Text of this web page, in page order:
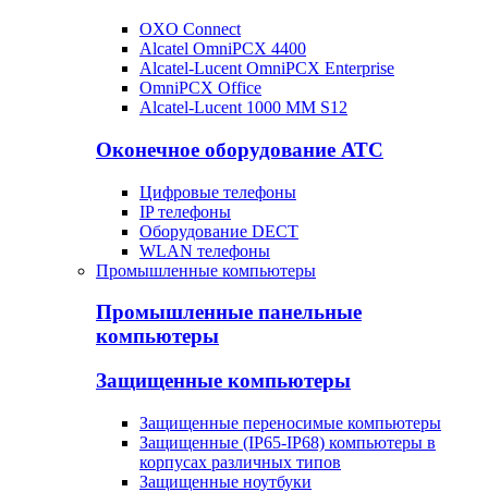
OXO Connect
Alcatel OmniPCX 4400
Alcatel-Lucent OmniPCX Enterprise
OmniPCX Office
Alcatel-Lucent 1000 MM S12
Оконечное оборудование АТС
Цифровые телефоны
IP телефоны
Оборудование DECT
WLAN телефоны
Промышленные компьютеры
Промышленные панельные
компьютеры
Защищенные компьютеры
Защищенные переносимые компьютеры
Защищенные (IP65-IP68) компьютеры в
корпусах различных типов
Защищенные ноутбуки